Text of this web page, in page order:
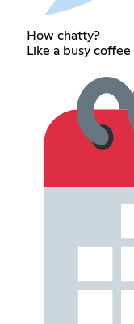
How chatty?
Like a busy coffee